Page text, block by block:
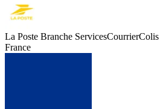
La Poste Branche ServicesCourrierColis
France